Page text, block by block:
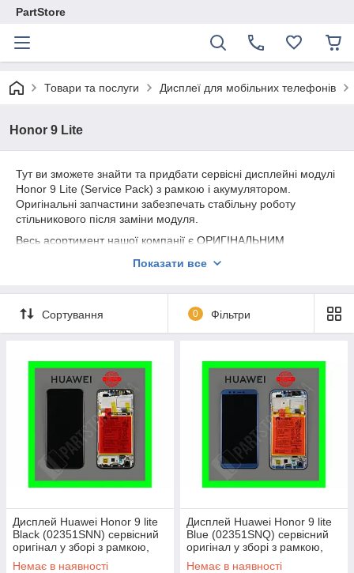
PartStore
Товари та послуги Дисплеї для мобільних телефонів
Honor 9 Lite
Тут ви зможете знайти та придбати сервісні дисплейні модулі
Honor 9 Lite (Service Pack) з рамкою і акумулятором.
Оригінальні запчастини забезпечать стабільну роботу
стільникового після заміни модуля.
Весь асортимент нашої компанії є ОРИГІНАЛЬНИМ
Показати все
Сортування 0 Фільтри
Дисплей Huawei Honor 9 lite
Black (02351SNN) сервісний
оригінал у зборі з рамкою,
акб і датчиками
Немає в наявності
Дисплей Huawei Honor 9 lite
Blue (02351SNQ) сервісний
оригінал у зборі з рамкою,
акб і датчиками
Немає в наявності